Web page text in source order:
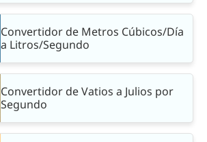
Convertidor de Metros Cúbicos/Día
a Litros/Segundo
Convertidor de Vatios a Julios por
Segundo